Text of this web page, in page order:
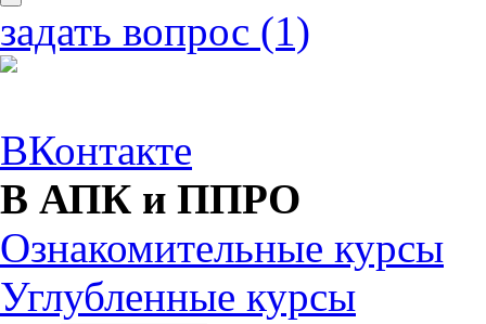
задать вопрос (1)
ВКонтакте
В АПК и ППРО
Ознакомительные курсы
Углубленные курсы